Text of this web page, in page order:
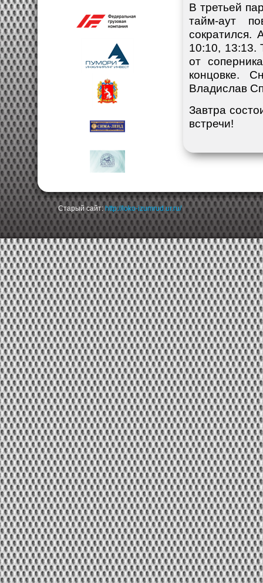
В третьей
тайм-аут
сократился.
10:10, 13:13.
от
концовке.
Владислав
Завтра
встречи!
Старый сайт:http://loko-izumrud.ur.ru/